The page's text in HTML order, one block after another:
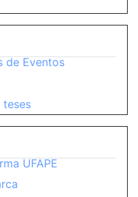
de Eventos
teses
UFAPE